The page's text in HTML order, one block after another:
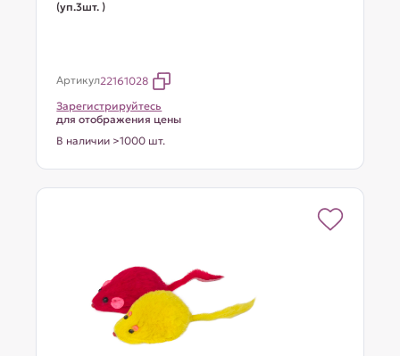
(уп.3шт. )
Артикул22161028
Зарегистрируйтесь
для отображения цены
В наличии >1000 шт.